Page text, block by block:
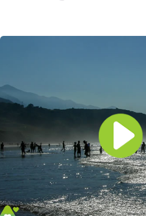
TURISMO ACTIVO
CONTACTO